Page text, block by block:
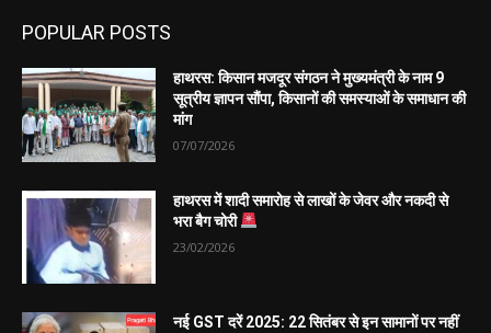
POPULAR POSTS
हाथरस: किसान मजदूर संगठन ने मुख्यमंत्री के नाम 9
सूत्रीय ज्ञापन सौंपा, किसानों की समस्याओं के समाधान की
मांग
07/07/2026
हाथरस में शादी समारोह से लाखों के जेवर और नकदी से
भरा बैग चोरी
23/02/2026
नई GST दरें 2025: 22 सितंबर से इन सामानों पर नहीं